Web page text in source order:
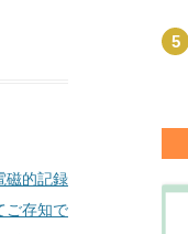
磁的記録
ご存知で